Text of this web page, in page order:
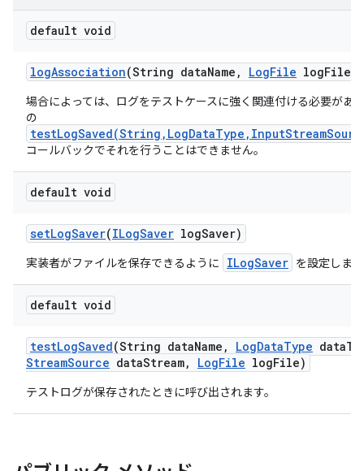
default void
logAssociation(String dataName , LogFile logFile)
場合によっては、ログをテストケースに強く関連付ける必要があ
の
コールバックでそれを行うことはできません。
default void
setLogSaver(ILogSaver logSaver)
実装者がファイルを保存できるように ILogSaver を設定しま
default void
testLogSaved(String dataName , LogDataType data
StreamSource dataStream, LogFile logFile)
テストログが保存されたときに呼び出されます。